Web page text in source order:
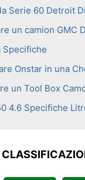
Serie 60 Detroit
un camion GMC
Specifiche
Onstar in una
un Tool Box
4.6 Specifiche